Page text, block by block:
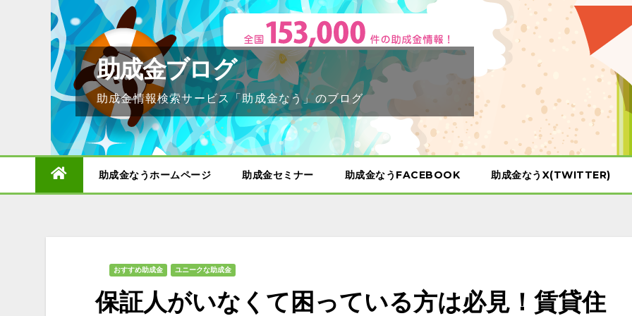
助成金ブログ
助成金情報検索サービス「助成金なう」のブログ
助成金なうホームページ 助成金セミナー 助成金なうFACEBOOK 助成金なうX(TWITTER)
おすすめ助成金 ユニークな助成金
保証人がいなくて困っている方は必見！賃貸住